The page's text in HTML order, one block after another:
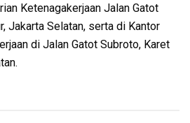
Ketenagakerjaan Jalan Gatot
Jakarta Selatan, serta di Kantor
di Jalan Gatot Subroto, Karet